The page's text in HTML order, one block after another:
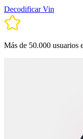
Decodificar Vin
Más de 50.000 usuarios